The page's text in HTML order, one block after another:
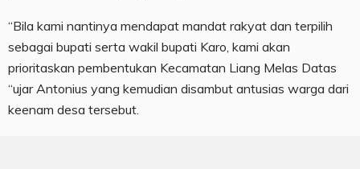
“Bila kami nantinya mendapat mandat rakyat dan terpilih
sebagai bupati serta wakil bupati Karo, kami akan
prioritaskan pembentukan Kecamatan Liang Melas Datas
“ujar Antonius yang kemudian disambut antusias warga dari
keenam desa tersebut.